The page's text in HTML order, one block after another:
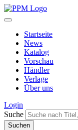
Startseite
News
Katalog
Vorschau
Händler
Verlage
Über uns
Login
Suche